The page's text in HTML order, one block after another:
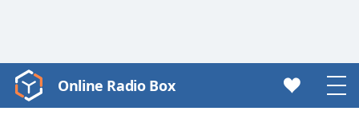
Video
Player
Online Radio Box